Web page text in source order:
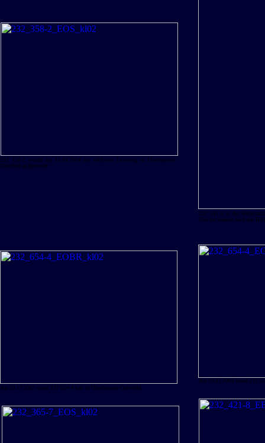
232 358-2 wurde am 15.04.2004 zur nächsten Leistung in Oberhausen-
Osterfeld aufgerüstet
Am 29.12.2003 stand 232 654-4 kalt in Oberhausen-Osterfeld
232 531-4 in der
Von ihr stammt auch das
Am 19.01.2004 stand 232